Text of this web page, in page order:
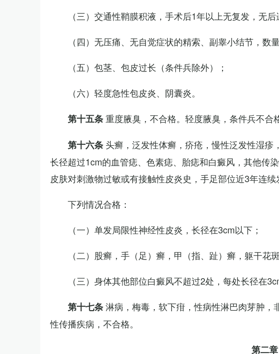
（三）交通性鞘膜积液，手术后1年以上无复发，无后
（四）无压痛、无自觉症状的精索、副睾小结节，数
（五）包茎、包皮过长（条件兵除外）；
（六）轻度急性包皮炎、阴囊炎。
第十五条重度腋臭，不合格。轻度腋臭，条件兵不合
第十六条 头癣，泛发性体癣，疥疮，慢性泛发性湿
长径超过1cm的血管痣、色素痣、胎痣和白癜风，其他传
皮肤对刺激物过敏或有接触性皮炎史，手足部位近3年连续
下列情况合格：
（一）单发局限性神经性皮炎，长径在3cm以下；
（二）股癣，手（足）癣，甲（指、趾）癣，躯干花
（三）身体其他部位白癜风不超过2处，每处长径在
第十七条淋病，梅毒，软下疳，性病性淋巴肉芽肿
性传播疾病，不合格。
第二